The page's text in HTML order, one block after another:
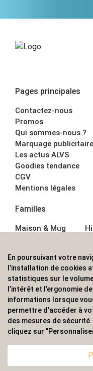
Pages principales
Contactez-nous
Promos
Qui sommes-nous ?
Marquage publicitaire
Les actus ALVS
Goodies tendance
CGV
Mentions légales
Familles
Maison & Mug
Écriture
Bagagerie sacs
ALVS, fournisseur
professionnels. Une
couverture
En poursuivant votre
l’installation de cookies
statistiques sur le
l’intérêt et l’ergonomie
informations lorsque
permettre d’accéder à
des mesures de
cliquez sur